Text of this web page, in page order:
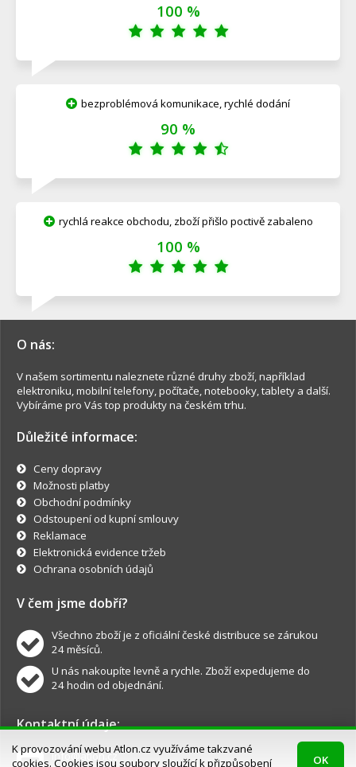
100 %
bezproblémová komunikace, rychlé dodání
90 %
rychlá reakce obchodu, zboží přišlo poctivě zabaleno
100 %
O nás:
V našem sortimentu naleznete různé druhy zboží, například
elektroniku, mobilní telefony, počítače, notebooky, tablety a další.
Vybíráme pro Vás top produkty na českém trhu.
Důležité informace:
Ceny dopravy
Možnosti platby
Obchodní podmínky
Odstoupení od kupní smlouvy
Reklamace
Elektronická evidence tržeb
Ochrana osobních údajů
V čem jsme dobří?
Všechno zboží je z oficiální české distribuce se zárukou
24 měsíců.
U nás nakoupíte levně a rychle. Zboží expedujeme do
24 hodin od objednání.
Kontaktní údaje:
info@atlon.cz
K provozování webu Atlon.cz využíváme takzvané
cookies. Cookies jsou soubory sloužící k přizpůsobení
OK